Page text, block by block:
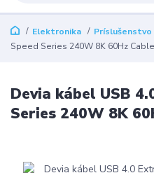
Elektronika Príslušenstvo
Speed Series 240W 8K 60Hz
Devia kábel USB
Series 240W 8K